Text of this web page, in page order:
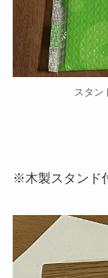
スタン
※木製スタンド